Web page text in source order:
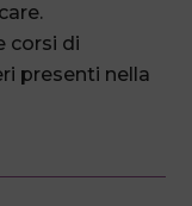
corsi di
presenti nella